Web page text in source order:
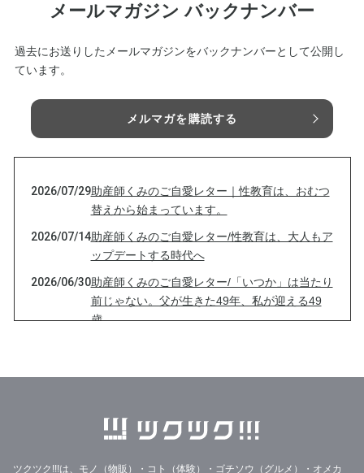
メールマガジン バックナンバー
過去にお送りしたメールマガジンをバックナンバーとして公開し
ています。
メルマガを購読する
2026/07/29助産師くみのご自愛レター｜性教育は、おむつ
替えから始まっています。
2026/07/14助産師くみのご自愛レター/性教育は、大人もア
ップデートする時代へ
2026/06/30助産師くみのご自愛レター/「いつか」は当たり
前じゃない。父が生きた49年、私が迎える49
歳。
助産師くみのご自愛レター/がんばり屋さんほ
ツクツク!!!は、モノ（物販）・コト（体験）・ゴチソウ（グルメ）・オメカ